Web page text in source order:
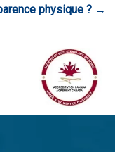
physique ? →